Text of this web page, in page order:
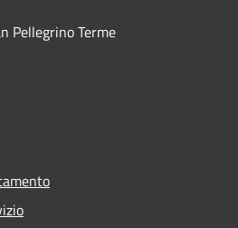
Pellegrino Terme